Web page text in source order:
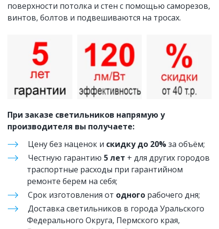
поверхности потолка и стен с помощью саморезов,
винтов, болтов и подвешиваются на тросах.
При заказе светильников напрямую у
производителя вы получаете:
Цену без наценок и скидку до 20% за объём;
Честную гарантию 5 лет + для других городов
траспортные расходы при гарантийном
ремонте берем на себя;
Срок изготовления от одного рабочего дня;
Доставка светильников в города Уральского
Федерального Округа, Пермского края,